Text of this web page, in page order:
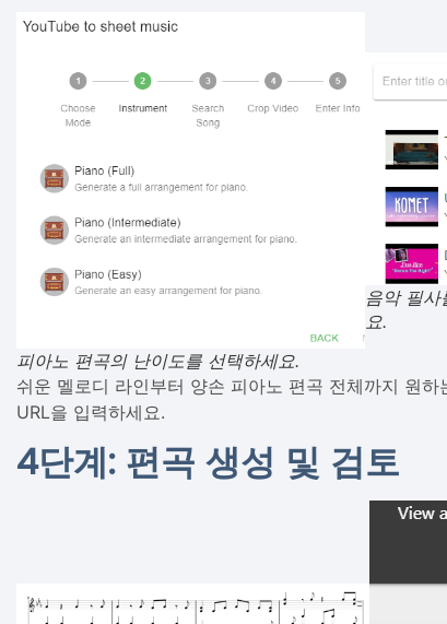
피아노 편곡의 난이도를 선택하세요.
음악 필
요.
쉬운 멜로디 라인부터 양손 피아노 편곡 전체까지 원
URL을 입력하세요.
4단계: 편곡 생성 및 검토